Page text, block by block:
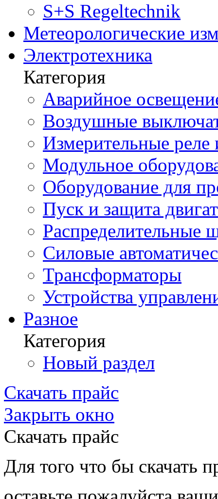
S+S Regeltechnik
Метеорологические
Электротехника
Категория
Аварийное
Воздушные
Измерительные реле
Модульное
Оборудование для
Пуск и защита
Распределительные
Силовые
Трансформаторы
Устройства
Разное
Категория
Новый раздел
Скачать прайс
Закрыть окно
Скачать прайс
Для того что бы скачать